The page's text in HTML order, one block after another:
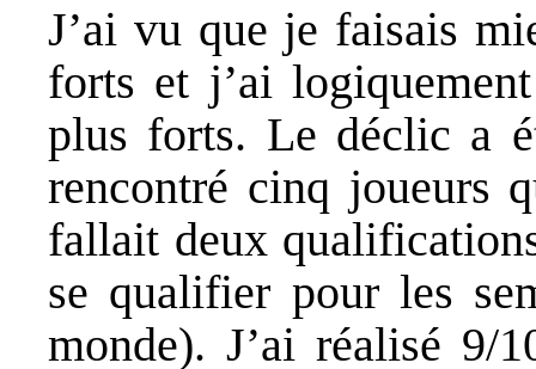
J’ai vu que je faisais
forts et j’ai
plus forts. Le déclic a
rencontré cinq joueurs
fallait deux
se qualifier pour les
monde). J’ai réalisé 9/